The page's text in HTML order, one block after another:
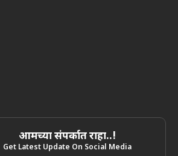
आमच्या संपर्कात राहा..!
Get Latest Update On Social Media